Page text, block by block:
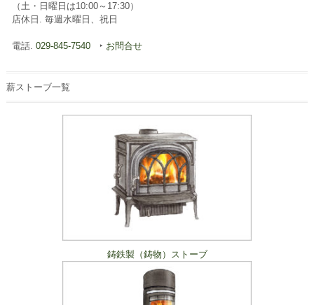
（土・日曜日は10:00～17:30）
店休日. 毎週水曜日、祝日
電話. 029-845-7540‣ お問合せ
薪ストーブ一覧
鋳鉄製（鋳物）ストーブ